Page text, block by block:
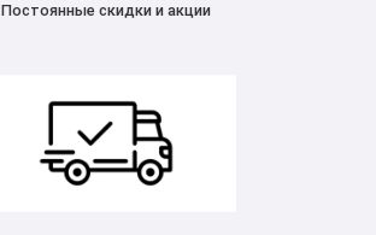
Постоянные скидки и акции